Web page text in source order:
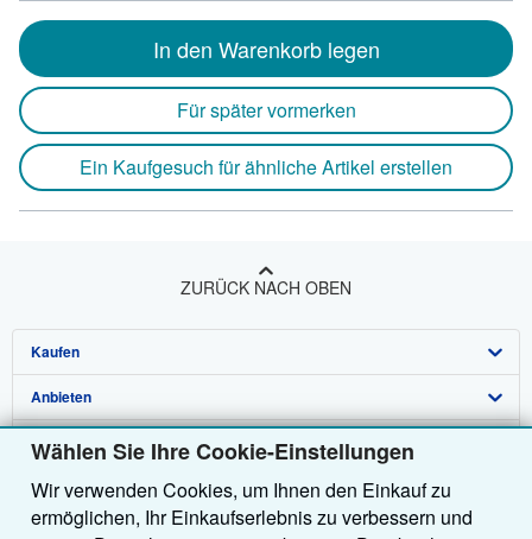
Wählen Sie Ihre Cookie-Einstellungen
Wir verwenden Cookies, um Ihnen den Einkauf zu
ermöglichen, Ihr Einkaufserlebnis zu verbessern und
In den Warenkorb legen
Für später vormerken
Ein Kaufgesuch für ähnliche Artikel erstellen
ZURÜCK NACH OBEN
Kaufen
Detailsuche
Sammlungen
Nutzerkonto
Meine Bestellungen
Anbieten
Verkäufer werden
Partnerprogramm
Empfehlen Sie einen Verkäufer
Über uns
Über uns / Impressum
Presse
Hilfe
Hilfebereich
Weitere AbeBooks Unternehmen